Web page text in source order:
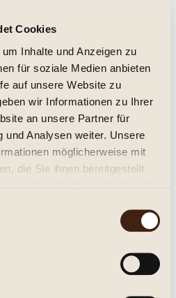
Cookies
Inhalte und Anzeigen zu
für soziale Medien anbieten
auf unsere Website zu
wir Informationen zu Ihrer
an unsere Partner für
und Analysen weiter. Unsere
möglicherweise mit
die Sie ihnen bereitgestellt
Prädium Kellerei